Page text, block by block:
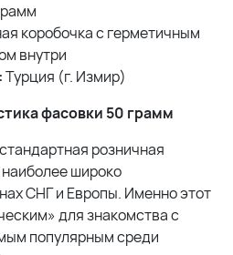
коробочка с герметичным
внутри
Турция (г. Измир)
фасовки 50 грамм
розничная
широко
СНГ и Европы. Именно этот
для знакомства с
популярным среди